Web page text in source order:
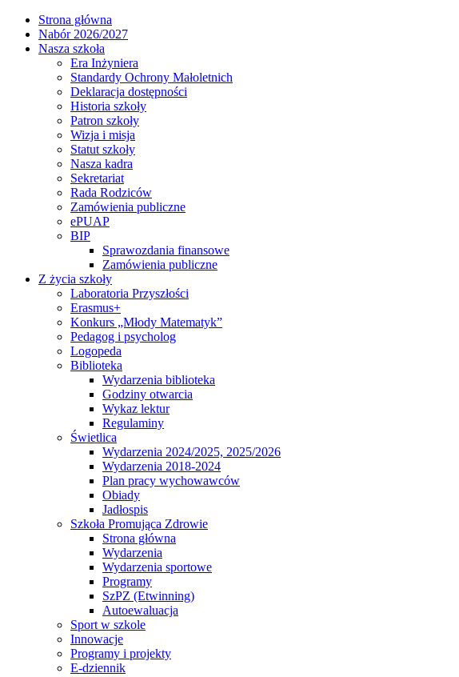
Strona główna
Nabór 2026/2027
Nasza szkoła
Era Inżyniera
Standardy Ochrony Małoletnich
Deklaracja dostępności
Historia szkoły
Patron szkoły
Wizja i misja
Statut szkoły
Nasza kadra
Sekretariat
Rada Rodziców
Zamówienia publiczne
ePUAP
BIP
Sprawozdania finansowe
Zamówienia publiczne
Z życia szkoły
Laboratoria Przyszłości
Erasmus+
Konkurs „Młody Matematyk”
Pedagog i psycholog
Logopeda
Biblioteka
Wydarzenia biblioteka
Godziny otwarcia
Wykaz lektur
Regulaminy
Świetlica
Wydarzenia 2024/2025, 2025/2026
Wydarzenia 2018-2024
Plan pracy wychowawców
Obiady
Jadłospis
Szkoła Promująca Zdrowie
Strona główna
Wydarzenia
Wydarzenia sportowe
Programy
SzPZ (Etwinning)
Autoewaluacja
Sport w szkole
Innowacje
Programy i projekty
E-dziennik